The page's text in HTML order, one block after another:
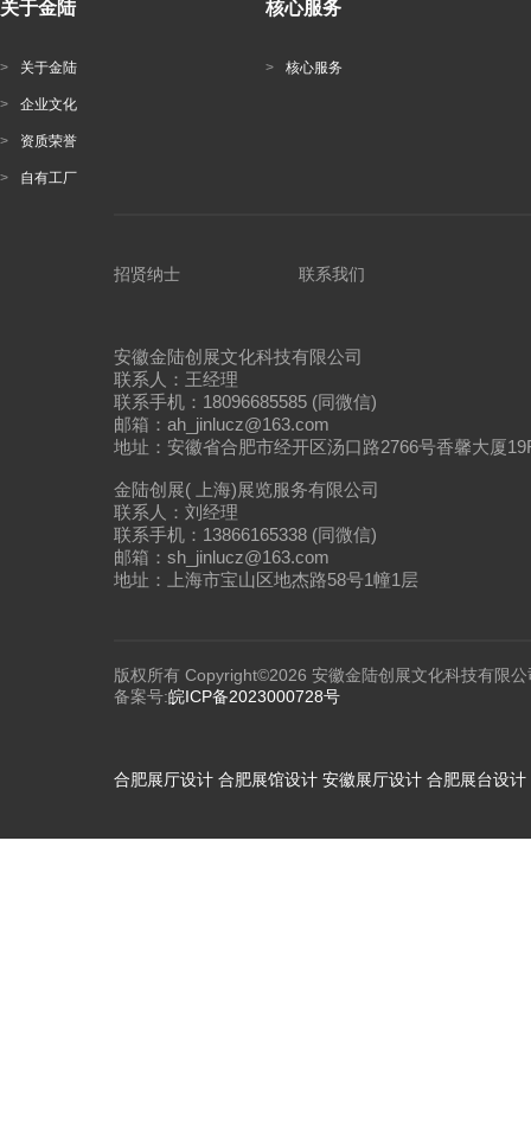
关于金陆
> 关于金陆
> 企业文化
> 资质荣誉
> 自有工厂
核心服务
> 核心服务
招贤纳士 联系我们
安徽金陆创展文化科技有限公司
联系人：王经理
联系手机：18096685585 (同微信)
邮箱：ah_jinlucz@163.com
地址：安徽省合肥市经开区汤口路2766号香馨大厦
金陆创展( 上海)展览服务有限公司
联系人：刘经理
联系手机：13866165338 (同微信)
邮箱：sh_jinlucz@163.com
地址：上海市宝山区地杰路58号1幢1层
版权所有 Copyright©2026 安徽金陆创展文化科技有限公
备案号:皖ICP备2023000728号
合肥展厅设计 合肥展馆设计 安徽展厅设计 合肥展台设计